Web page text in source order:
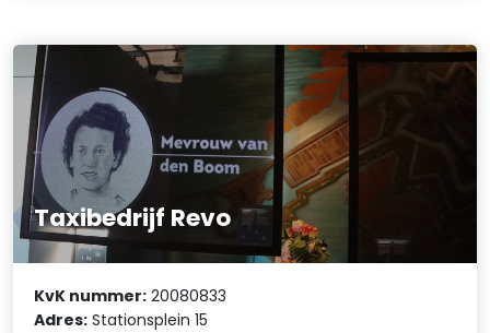
Taxibedrijf Revo
KvK nummer: 20080833
Adres: Stationsplein 15